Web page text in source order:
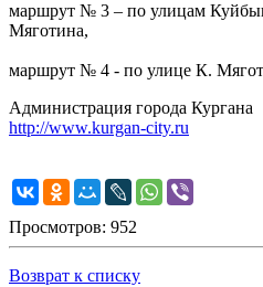
маршрут № 3 – по улицам
Мяготина,
маршрут № 4 - по улице К.
Администрация города Кургана
http://www.kurgan-city.ru
Просмотров: 952
Возврат к списку